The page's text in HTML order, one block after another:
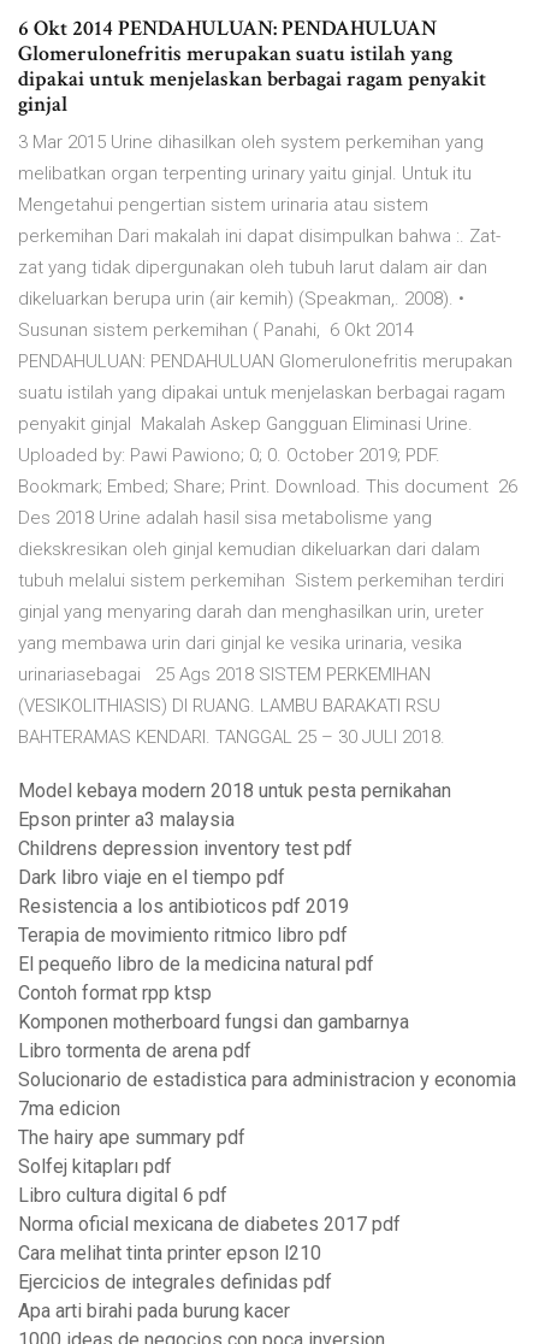
6 Okt 2014 PENDAHULUAN: PENDAHULUAN
Glomerulonefritis merupakan suatu istilah yang
dipakai untuk menjelaskan berbagai ragam penyakit
ginjal
3 Mar 2015 Urine dihasilkan oleh system perkemihan yang
melibatkan organ terpenting urinary yaitu ginjal. Untuk itu
Mengetahui pengertian sistem urinaria atau sistem
perkemihan Dari makalah ini dapat disimpulkan bahwa :. Zat-
zat yang tidak dipergunakan oleh tubuh larut dalam air dan
dikeluarkan berupa urin (air kemih) (Speakman,. 2008). •
Susunan sistem perkemihan ( Panahi, 6 Okt 2014
PENDAHULUAN: PENDAHULUAN Glomerulonefritis merupakan
suatu istilah yang dipakai untuk menjelaskan berbagai ragam
penyakit ginjal Makalah Askep Gangguan Eliminasi Urine.
Uploaded by: Pawi Pawiono; 0; 0. October 2019; PDF.
Bookmark; Embed; Share; Print. Download. This document 26
Des 2018 Urine adalah hasil sisa metabolisme yang
diekskresikan oleh ginjal kemudian dikeluarkan dari dalam
tubuh melalui sistem perkemihan Sistem perkemihan terdiri
ginjal yang menyaring darah dan menghasilkan urin, ureter
yang membawa urin dari ginjal ke vesika urinaria, vesika
urinariasebagai 25 Ags 2018 SISTEM PERKEMIHAN
(VESIKOLITHIASIS) DI RUANG. LAMBU BARAKATI RSU
BAHTERAMAS KENDARI. TANGGAL 25 – 30 JULI 2018.
Model kebaya modern 2018 untuk pesta pernikahan
Epson printer a3 malaysia
Childrens depression inventory test pdf
Dark libro viaje en el tiempo pdf
Resistencia a los antibioticos pdf 2019
Terapia de movimiento ritmico libro pdf
El pequeño libro de la medicina natural pdf
Contoh format rpp ktsp
Komponen motherboard fungsi dan gambarnya
Libro tormenta de arena pdf
Solucionario de estadistica para administracion y economia
7ma edicion
The hairy ape summary pdf
Solfej kitapları pdf
Libro cultura digital 6 pdf
Norma oficial mexicana de diabetes 2017 pdf
Cara melihat tinta printer epson l210
Ejercicios de integrales definidas pdf
Apa arti birahi pada burung kacer